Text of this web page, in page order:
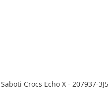
Saboti Crocs Echo X - 207937-3J5